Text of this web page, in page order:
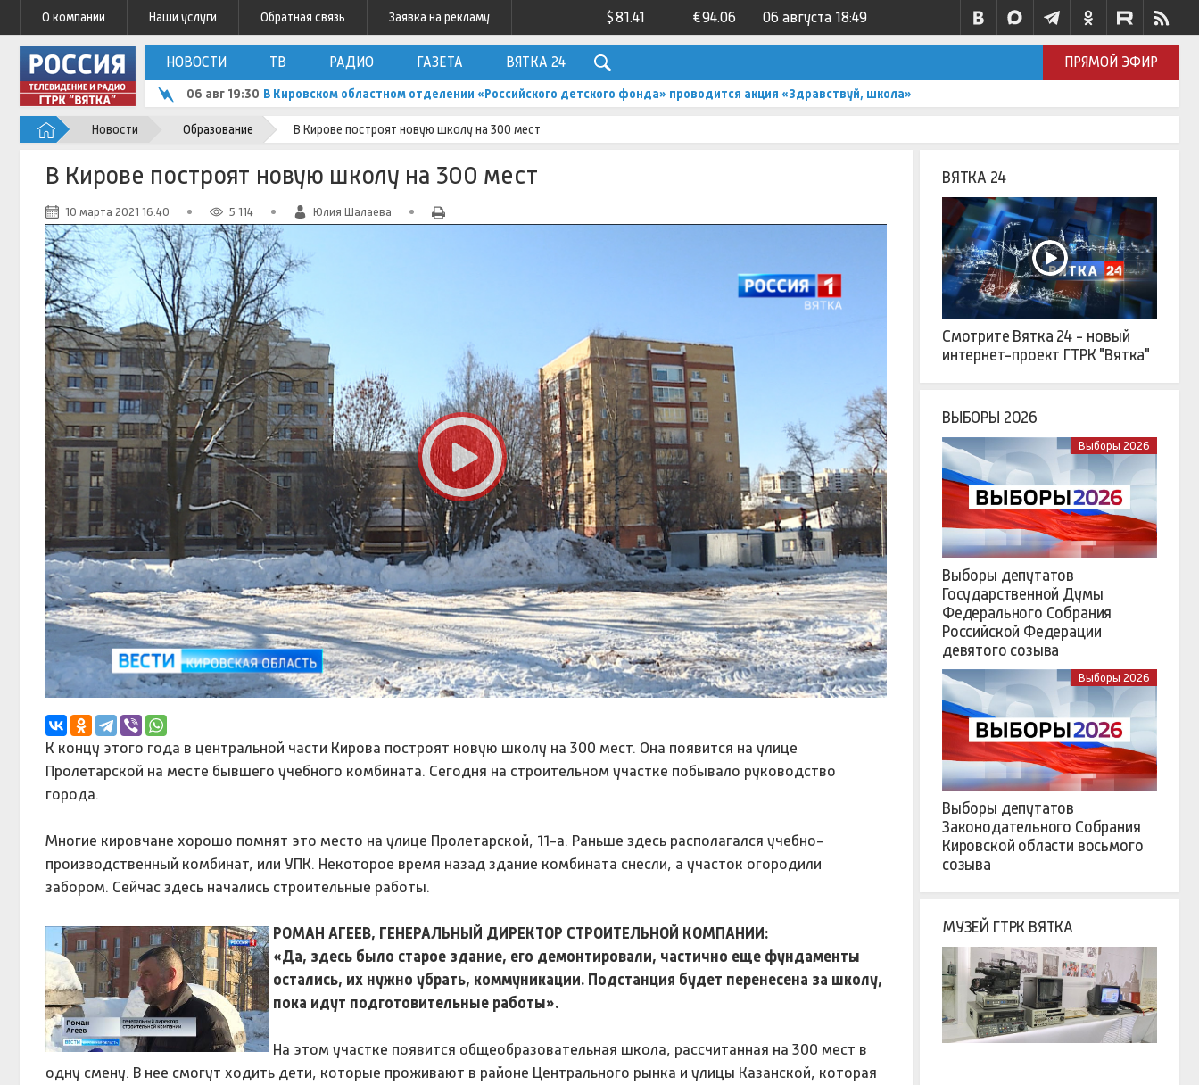
О компании Наши услуги Обратная связь Заявка на рекламу $81.41 €94.06 06 августа 18:49
НОВОСТИ ТВ РАДИО ГАЗЕТА ВЯТКА 24 ПРЯМОЙ ЭФИР
06 авг 19:30 В Кировском областном отделении «Российского детского фонда» проводится акция «Здравствуй, школа»
Новости Образование В Кирове построят новую школу на 300 мест
В Кирове построят новую школу на 300 мест
10 марта 2021 16:40 5 114 Юлия Шалаева
К концу этого года в центральной части Кирова построят новую школу на 300 мест. Она появится на улице
Пролетарской на месте бывшего учебного комбината. Сегодня на строительном участке побывало руководство
города.
Многие кировчане хорошо помнят это место на улице Пролетарской, 11-а. Раньше здесь располагался учебно-
производственный комбинат, или УПК. Некоторое время назад здание комбината снесли, а участок огородили
забором. Сейчас здесь начались строительные работы.
РОМАН АГЕЕВ, ГЕНЕРАЛЬНЫЙ ДИРЕКТОР СТРОИТЕЛЬНОЙ КОМПАНИИ:
«Да, здесь было старое здание, его демонтировали, частично еще фундаменты
остались, их нужно убрать, коммуникации. Подстанция будет перенесена за школу,
пока идут подготовительные работы».
На этом участке появится общеобразовательная школа, рассчитанная на 300 мест в
одну смену. В нее смогут ходить дети, которые проживают в районе Центрального рынка и улицы Казанской, которая
ВЯТКА 24
Смотрите Вятка 24 - новый
интернет-проект ГТРК "Вятка"
ВЫБОРЫ 2026
Выборы 2026
Выборы депутатов
Государственной Думы
Федерального Собрания
Российской Федерации
девятого созыва
Выборы 2026
Выборы депутатов
Законодательного Собрания
Кировской области восьмого
созыва
МУЗЕЙ ГТРК ВЯТКА